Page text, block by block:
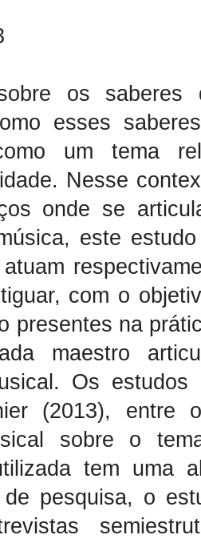
os saberes
esses
um tema
Nesse
onde se
este
com o
presentes na
maestro
Os
(2013), entre
sobre o
tem uma
de pesquisa, o